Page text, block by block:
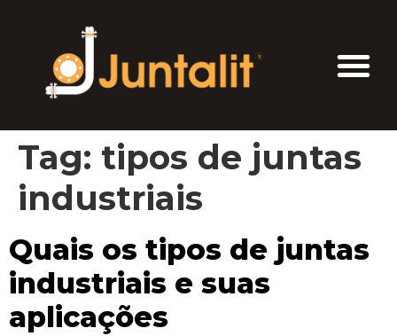
Tag: tipos de juntas
industriais
Quais os tipos de juntas
industriais e suas
aplicações